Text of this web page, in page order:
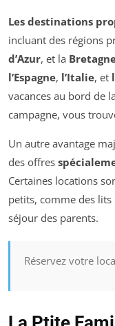
Les destinations
incluant des régions
d’Azur, et la
l’Espagne, l’Italie, et
vacances au bord de
campagne, vous
Un autre avantage
des offres
Certaines locations
petits, comme des
séjour des parents.
Réservez votre